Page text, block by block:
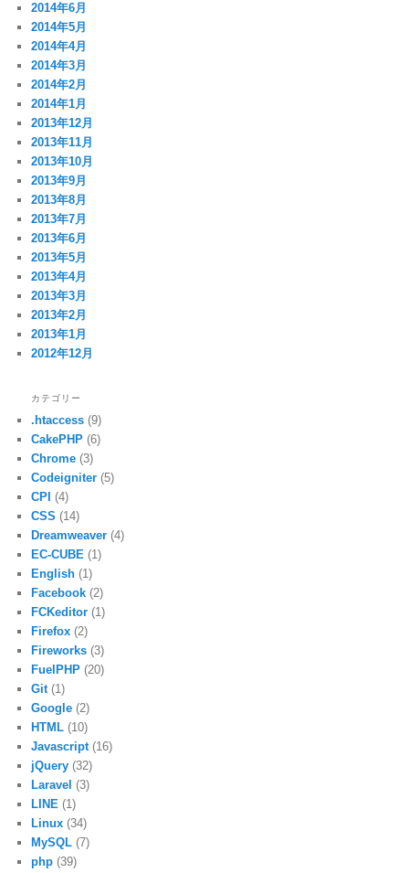
2014年6月
2014年5月
2014年4月
2014年3月
2014年2月
2014年1月
2013年12月
2013年11月
2013年10月
2013年9月
2013年8月
2013年7月
2013年6月
2013年5月
2013年4月
2013年3月
2013年2月
2013年1月
2012年12月
カテゴリー
.htaccess (9)
CakePHP (6)
Chrome (3)
Codeigniter (5)
CPI (4)
CSS (14)
Dreamweaver (4)
EC-CUBE (1)
English (1)
Facebook (2)
FCKeditor (1)
Firefox (2)
Fireworks (3)
FuelPHP (20)
Git(1)
Google (2)
HTML (10)
Javascript(16)
jQuery (32)
Laravel (3)
LINE (1)
Linux (34)
MySQL (7)
php (39)